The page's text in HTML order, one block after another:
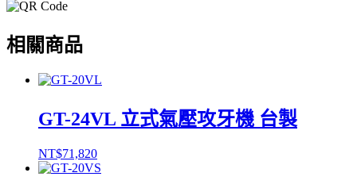
相關商品
GT-24VL 立式氣壓攻牙機 台製
NT$71,820